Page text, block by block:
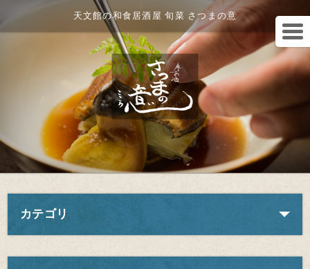
天文館の和食居酒屋 旬菜 さつまの意
カテゴリ